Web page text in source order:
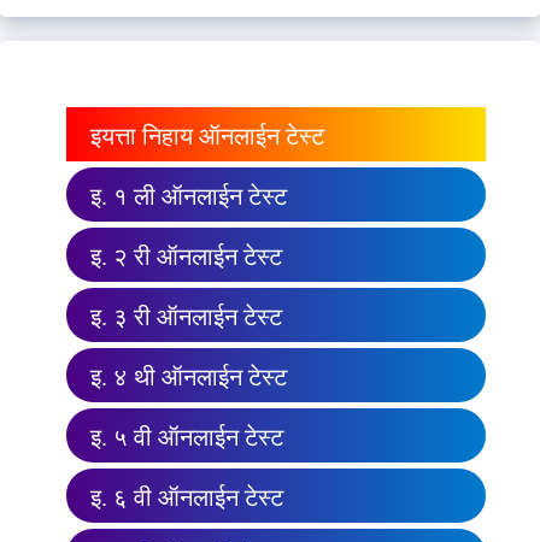
इयत्ता निहाय ऑनलाईन टेस्ट
इ. १ ली ऑनलाईन टेस्ट
इ. २ री ऑनलाईन टेस्ट
इ. ३ री ऑनलाईन टेस्ट
इ. ४ थी ऑनलाईन टेस्ट
इ. ५ वी ऑनलाईन टेस्ट
इ. ६ वी ऑनलाईन टेस्ट